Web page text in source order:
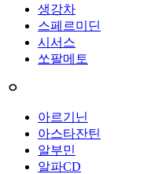
생강차
스페르미딘
시서스
쏘팔메토
ㅇ
아르기닌
아스타잔틴
알부민
알파CD